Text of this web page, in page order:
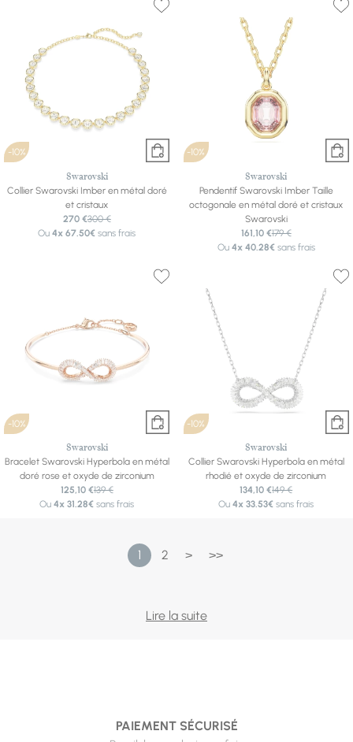
-10%
Swarovski
Collier Swarovski Imber en métal doré
et cristaux
270 €300 €
Ou4x 67.50€ sans frais
-10%
Swarovski
Pendentif Swarovski Imber Taille
octogonale en métal doré et cristaux
Swarovski
161,10 €179 €
Ou 4x 40.28€sans frais
-10%
Swarovski
Bracelet Swarovski Hyperbola en métal
doré rose et oxyde de zirconium
125,10 €139 €
Ou4x 31.28€ sans frais
-10%
Swarovski
Collier Swarovski Hyperbola en métal
rhodié et oxyde de zirconium
134,10 €149 €
Ou4x 33.53€ sans frais
1 2 > >>
Depuis plus d'un siècle, Swarovski fait du cristal un art.
Angelic et Swan — en colliers, pendentifs, bracelets,
Lire la suite
PAIEMENT SÉCURISÉ